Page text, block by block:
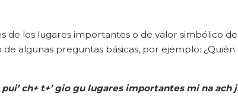
de los lugares importantes o de valor simbólico
algunas preguntas básicas, por ejemplo:
pui’ ch+ t+’gio gulugares importantes mina ach